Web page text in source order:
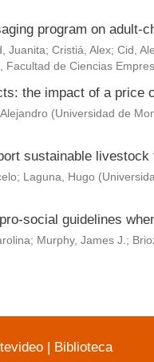
program on adult-
Juanita; Cristiá, Alex; Cid,
Facultad de Ciencias
the impact of a price
(Universidad de
sustainable
; Laguna, Hugo (
social guidelines
; Murphy, James J.;
| Biblioteca